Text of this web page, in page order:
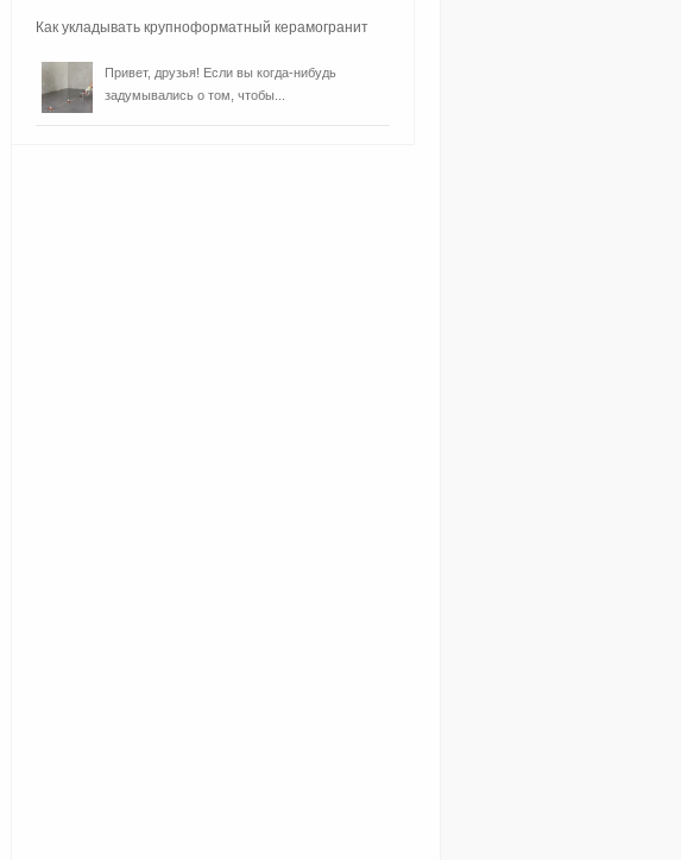
Как укладывать крупноформатный керамогранит
Привет, друзья! Если вы когда-нибудь
задумывались о том, чтобы...